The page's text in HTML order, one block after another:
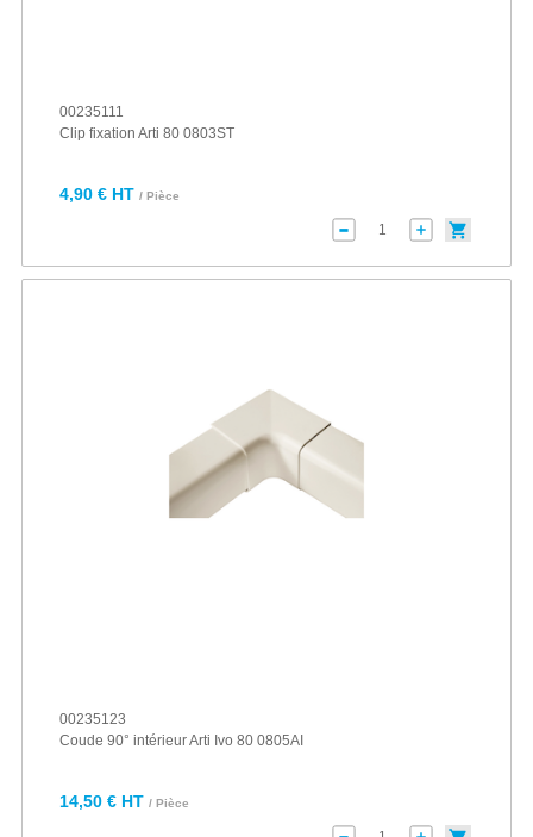
00235111
Clip fixation Arti 80 0803ST
4,90 € HT / Pièce
00235123
Coude 90° intérieur Arti Ivo 80 0805AI
14,50 € HT / Pièce